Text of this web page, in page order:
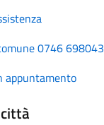
0746 698043
appuntamento